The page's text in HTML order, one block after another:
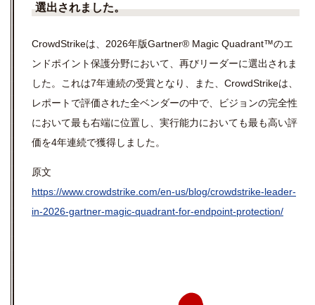
選出されました。
CrowdStrikeは、2026年版Gartner® Magic Quadrant™のエ
ンドポイント保護分野において、再びリーダーに選出されま
した。これは7年連続の受賞となり、また、CrowdStrikeは、
レポートで評価された全ベンダーの中で、ビジョンの完全性
において最も右端に位置し、実行能力においても最も高い評
価を4年連続で獲得しました。
原文
https://www.crowdstrike.com/en-us/blog/crowdstrike-leader-
in-2026-gartner-magic-quadrant-for-endpoint-protection/